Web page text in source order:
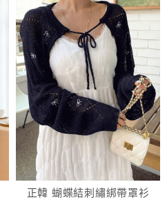
正韓 蝴蝶結刺繡綁帶罩衫